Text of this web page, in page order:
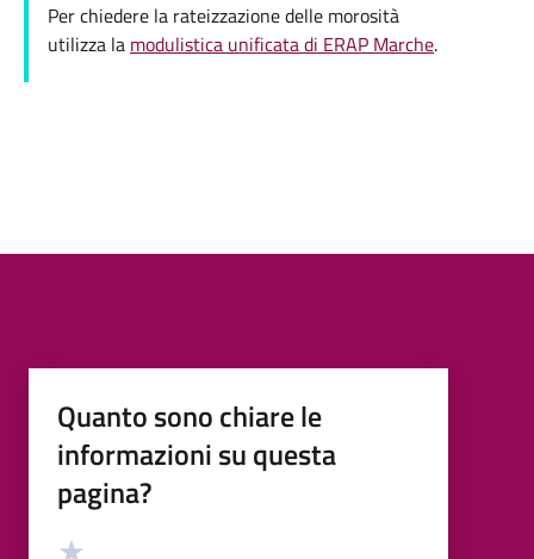
Per chiedere la rateizzazione delle morosità
utilizza la modulistica unificata di ERAP Marche.
Quanto sono chiare le
informazioni su questa
pagina?
Valutazione